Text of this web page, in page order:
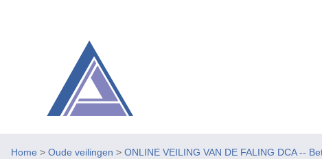
Home > Oude veilingen > ONLINE VEILING VAN DE FALING DCA --